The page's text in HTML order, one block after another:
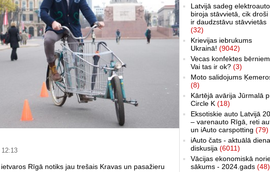
Rīgā notiks jau trešais Kravas un pasažieru
Latvijā sadeg elektroauto
biroja stāvvietā, cik droši
ir daudzstāvu stāvvietās
(32)
Krievijas iebrukums
Ukrainā! (9042)
Vecas konfektes
Vai tas ir ok? (3)
Moto salidojums
(8)
Kārtējā avārija Jūrmalā
Circle K (18)
Eksotiskie auto Latvijā
– varenauto Rīgā, reti
un iAuto carspotting (79)
iAuto čats - aktuālā
diskusija (6011)
Vācijas ekonomiskā
sākums - 2024.gads (48)